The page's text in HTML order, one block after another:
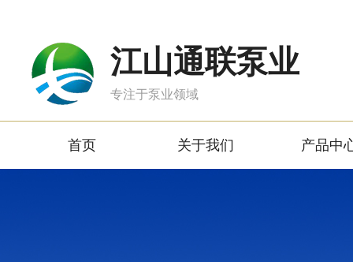
江山通联泵业
专注于泵业领域
首页 关于我们 产品中